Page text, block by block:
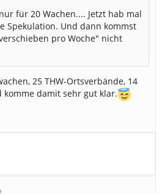
für 20 Wachen.... Jetzt hab mal
Spekulation. Und dann kommst
pro Woche" nicht
25 THW-Ortsverbände, 14
komme damit sehr gut klar.